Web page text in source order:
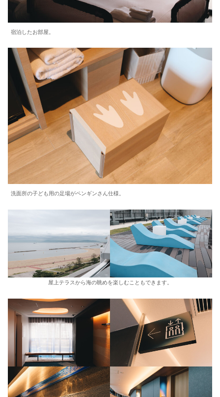
宿泊したお部屋。
洗面所の子ども用の足場がペンギンさん仕様。
屋上テラスから海の眺めを楽しむこともできます。